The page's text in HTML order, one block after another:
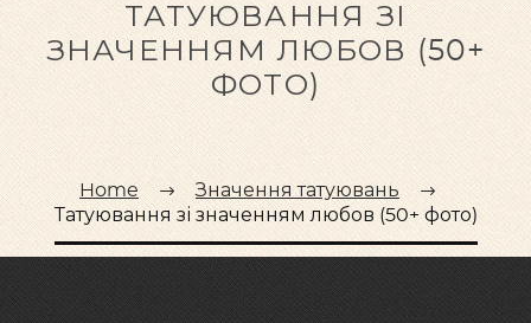
ТАТУЮВАННЯ ЗІ
ЗНАЧЕННЯМ ЛЮБОВ (50+
ФОТО)
Home
Значення татуювань
Татуювання зі значенням любов (50+ фото)